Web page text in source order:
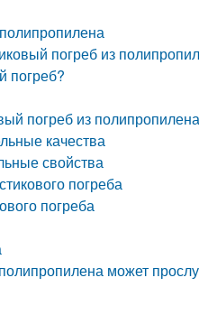
погреб из
погреб?
погреб из полипропилена
качества
свойства
погреба
погреба
может